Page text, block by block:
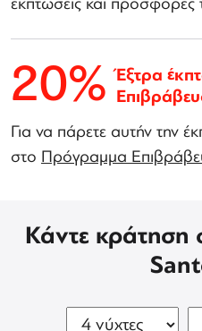
20% Έξτρα
Για να πάρετε αυτήν την
στο Πρόγραμμα
Κάντε